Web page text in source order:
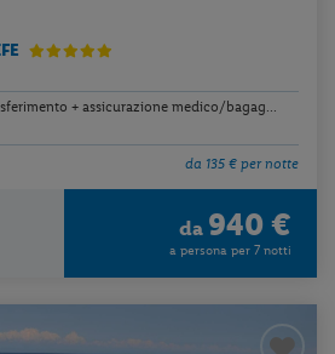
+ assicurazione medico/bagag...
da 135 € per notte
da 940 €
a persona per 7 notti